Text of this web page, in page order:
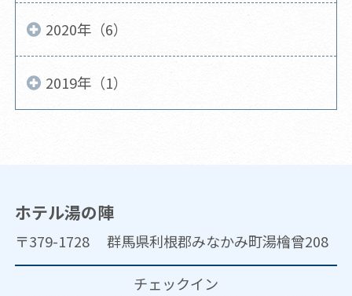
2020年（6）
2019年（1）
ホテル湯の陣
〒379-1728 群馬県利根郡みなかみ町湯檜曾208
チェックイン